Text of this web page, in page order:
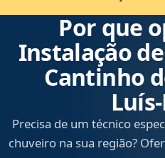
Por que
Instalação
Cantinho
Precisa de um técnico
chuveiro na sua região?